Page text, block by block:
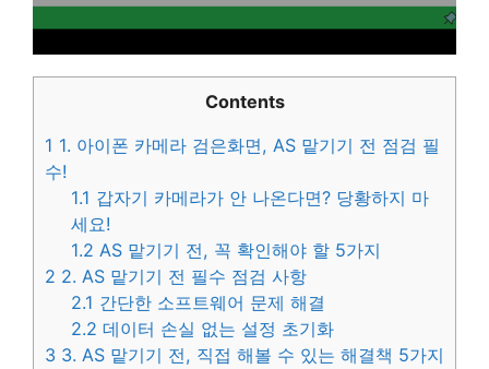
Contents
1 1. 아이폰 카메라 검은화면, AS 맡기기 전 점검 필
수!
1.1 갑자기 카메라가 안 나온다면? 당황하지 마
세요!
1.2 AS 맡기기 전, 꼭 확인해야 할 5가지
2 2. AS 맡기기 전 필수 점검 사항
2.1 간단한 소프트웨어 문제 해결
2.2 데이터 손실 없는 설정 초기화
3 3. AS 맡기기 전, 직접 해볼 수 있는 해결책 5가지